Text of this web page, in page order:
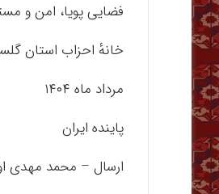
فضایی پویا، امن و
خانهٔ احزاب استان
مرداد ماه ۱۴۰۴
پاینده ایران
ارسال – محمد مهدی